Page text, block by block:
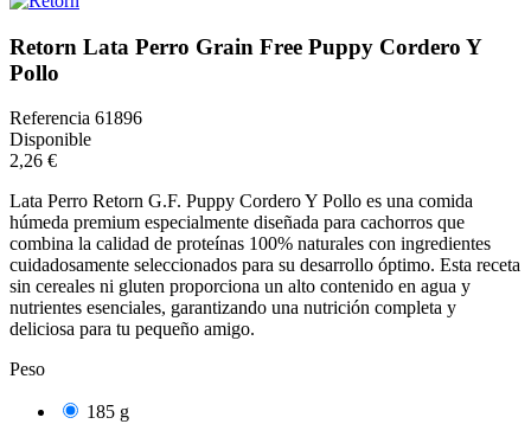
Retorn Lata Perro Grain Free Puppy Cordero Y
Pollo
Referencia 61896
Disponible
2,26 €
Lata Perro Retorn G.F. Puppy Cordero Y Pollo es una comida
húmeda premium especialmente diseñada para cachorros que
combina la calidad de proteínas 100% naturales con ingredientes
cuidadosamente seleccionados para su desarrollo óptimo. Esta receta
sin cereales ni gluten proporciona un alto contenido en agua y
nutrientes esenciales, garantizando una nutrición completa y
deliciosa para tu pequeño amigo.
Peso
185 g